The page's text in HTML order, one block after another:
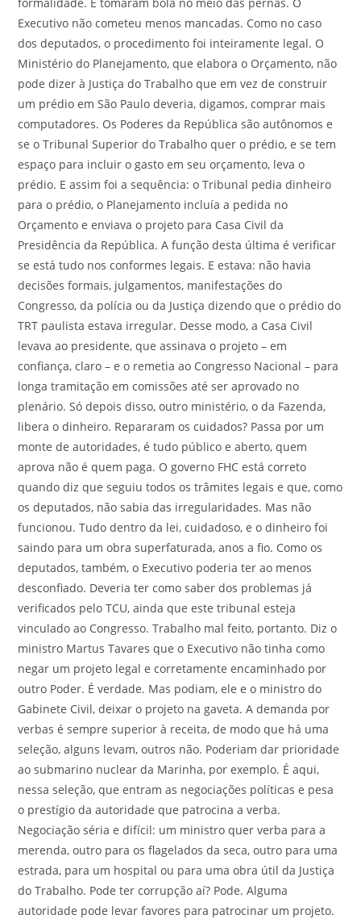
Executivo não cometeu menos mancadas. Como no caso
dos deputados, o procedimento foi inteiramente legal. O
Ministério do Planejamento, que elabora o Orçamento, não
pode dizer à Justiça do Trabalho que em vez de construir
um prédio em São Paulo deveria, digamos, comprar mais
computadores. Os Poderes da República são autônomos e
se o Tribunal Superior do Trabalho quer o prédio, e se tem
espaço para incluir o gasto em seu orçamento, leva o
prédio. E assim foi a sequência: o Tribunal pedia dinheiro
para o prédio, o Planejamento incluía a pedida no
Orçamento e enviava o projeto para Casa Civil da
Presidência da República. A função desta última é verificar
se está tudo nos conformes legais. E estava: não havia
decisões formais, julgamentos, manifestações do
Congresso, da polícia ou da Justiça dizendo que o prédio do
TRT paulista estava irregular. Desse modo, a Casa Civil
levava ao presidente, que assinava o projeto – em
confiança, claro – e o remetia ao Congresso Nacional – para
longa tramitação em comissões até ser aprovado no
plenário. Só depois disso, outro ministério, o da Fazenda,
libera o dinheiro. Repararam os cuidados? Passa por um
monte de autoridades, é tudo público e aberto, quem
aprova não é quem paga. O governo FHC está correto
quando diz que seguiu todos os trâmites legais e que, como
os deputados, não sabia das irregularidades. Mas não
funcionou. Tudo dentro da lei, cuidadoso, e o dinheiro foi
saindo para um obra superfaturada, anos a fio. Como os
deputados, também, o Executivo poderia ter ao menos
desconfiado. Deveria ter como saber dos problemas já
verificados pelo TCU, ainda que este tribunal esteja
vinculado ao Congresso. Trabalho mal feito, portanto. Diz o
ministro Martus Tavares que o Executivo não tinha como
negar um projeto legal e corretamente encaminhado por
outro Poder. É verdade. Mas podiam, ele e o ministro do
Gabinete Civil, deixar o projeto na gaveta. A demanda por
verbas é sempre superior à receita, de modo que há uma
seleção, alguns levam, outros não. Poderiam dar prioridade
ao submarino nuclear da Marinha, por exemplo. É aqui,
nessa seleção, que entram as negociações políticas e pesa
o prestígio da autoridade que patrocina a verba.
Negociação séria e difícil: um ministro quer verba para a
merenda, outro para os flagelados da seca, outro para uma
estrada, para um hospital ou para uma obra útil da Justiça
do Trabalho. Pode ter corrupção aí? Pode. Alguma
autoridade pode levar favores para patrocinar um projeto.